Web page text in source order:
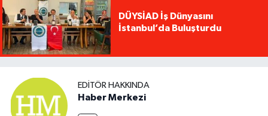
DÜYSİAD İş Dünyasını
İstanbul’da Buluşturdu
EDITÖR HAKKINDA
Haber Merkezi